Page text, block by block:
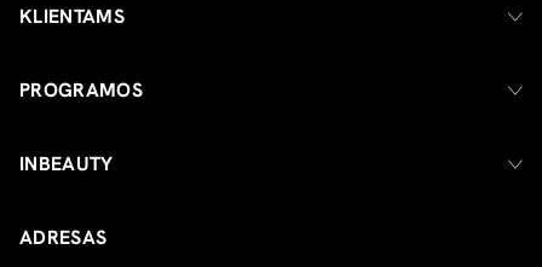
KLIENTAMS
PROGRAMOS
INBEAUTY
ADRESAS